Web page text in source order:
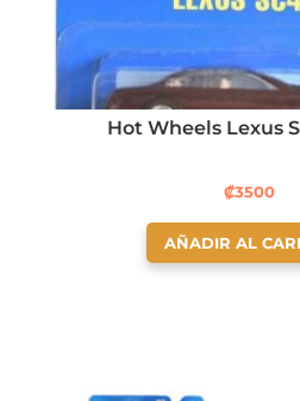
Hot Wheels Lexus
₡3500
AÑADIR AL